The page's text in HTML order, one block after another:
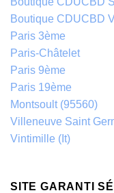
Boutique CDUCBD
Paris 3ème
Paris-Châtelet
Paris 9ème
Paris 19ème
Montsoult (95560)
Villeneuve Saint
Vintimille (It)
SITE GARANTI